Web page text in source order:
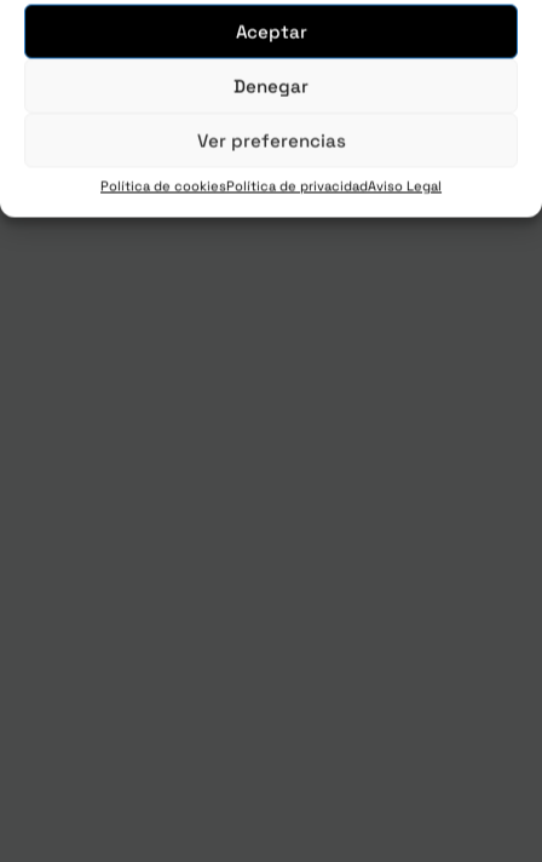
Aceptar
Denegar
Ver preferencias
Política de cookiesPolítica de privacidadAviso Legal